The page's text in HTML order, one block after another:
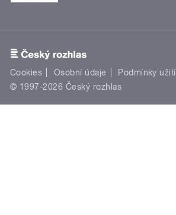
Cookies Osobní údaje Podmínky užití
© 1997-2026 Český rozhlas